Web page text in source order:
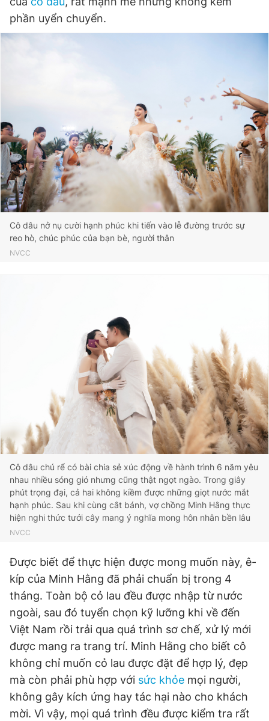
phần uyển chuyển.
Cô dâu nở nụ cười hạnh phúc khi tiến vào lễ đường trước sự
reo hò, chúc phúc của bạn bè, người thân
NVCC
Cô dâu chú rể có bài chia sẻ xúc động về hành trình 6 năm yêu
nhau nhiều sóng gió nhưng cũng thật ngọt ngào. Trong giây
phút trọng đại, cả hai không kiềm được những giọt nước mắt
hạnh phúc. Sau khi cùng cắt bánh, vợ chồng Minh Hằng thực
hiện nghi thức tưới cây mang ý nghĩa mong hôn nhân bền lâu
NVCC
Được biết để thực hiện được mong muốn này, ê-
kíp của Minh Hằng đã phải chuẩn bị trong 4
tháng. Toàn bộ cỏ lau đều được nhập từ nước
ngoài, sau đó tuyển chọn kỹ lưỡng khi về đến
Việt Nam rồi trải qua quá trình sơ chế, xử lý mới
được mang ra trang trí. Minh Hằng cho biết cô
không chỉ muốn cỏ lau được đặt để hợp lý, đẹp
mà còn phải phù hợp với sức khỏe mọi người,
không gây kích ứng hay tác hại nào cho khách
mời. Vì vậy, mọi quá trình đều được kiểm tra rất